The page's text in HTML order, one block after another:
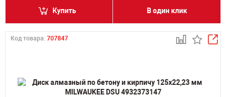
Купить В один клик
Код товара: 707847